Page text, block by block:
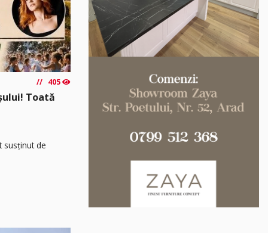
405
Toată
susținut de